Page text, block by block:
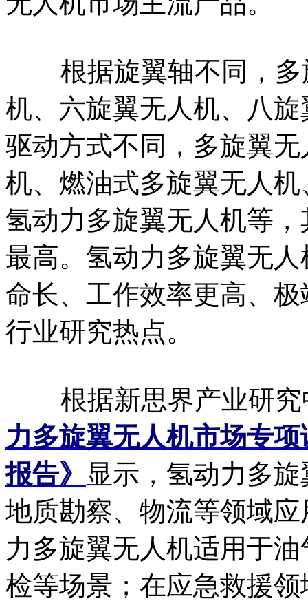
根据旋翼轴不同，多
机、六旋翼无人机、八
驱动方式不同，多旋翼
机、燃油式多旋翼无人
氢动力多旋翼无人机等
最高。氢动力多旋翼无
命长、工作效率更高、
行业研究热点。
根据新思界产业研究
力多旋翼无人机市场专
报告》 显示，氢动力多
地质勘察、物流等领域
力多旋翼无人机适用于
检等场景；在应急救援